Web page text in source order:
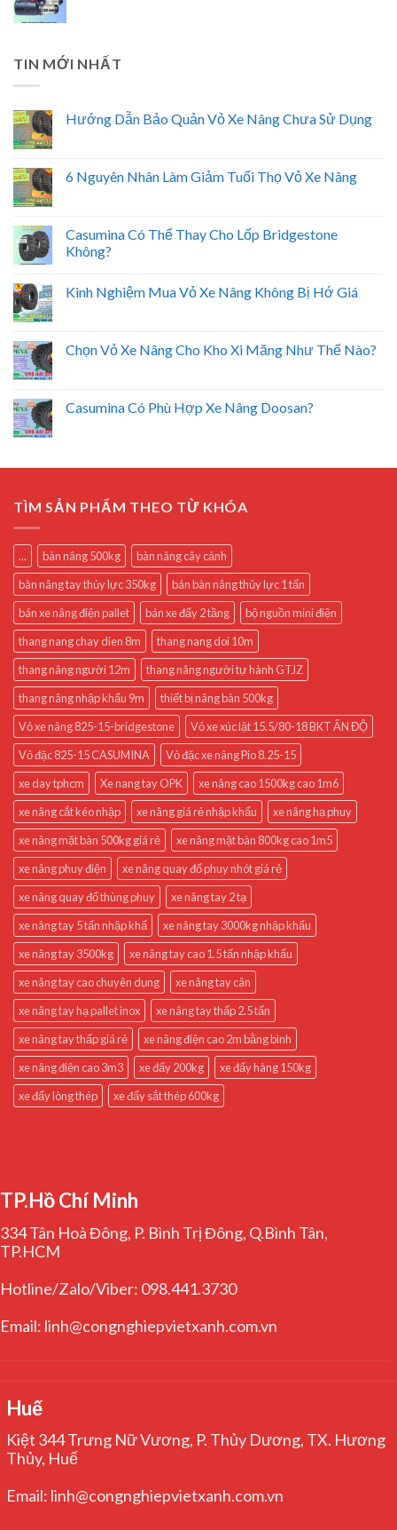
TIN MỚI NHẤT
Hướng Dẫn Bảo Quản Vỏ Xe Nâng Chưa Sử Dụng
6 Nguyên Nhân Làm Giảm Tuổi Thọ Vỏ Xe Nâng
Casumina Có Thể Thay Cho Lốp Bridgestone
Không?
Kinh Nghiệm Mua Vỏ Xe Nâng Không Bị Hớ Giá
Chọn Vỏ Xe Nâng Cho Kho Xi Măng Như Thế Nào?
Casumina Có Phù Hợp Xe Nâng Doosan?
TÌM SẢN PHẨM THEO TỪ KHÓA
... bàn nâng 500kg
bàn nâng cây cảnh
bàn nâng tay thủy lực 350kg
bán bàn nâng thủy lực 1 tấn
bán xe nâng điện pallet
bán xe đẩy 2 tầng
bộ nguồn mini điện
thang nang chay dien 8m
thang nang doi 10m
thang nâng người 12m
thang nâng người tự hành GTJZ
thang nâng nhập khẩu 9m
thiết bị nâng bàn 500kg
Vỏ xe nâng 825-15-bridgestone
Vỏ xe xúc lật 15.5/80-18 BKT ẤN ĐỘ
Vỏ đặc 825-15 CASUMINA
Vỏ đặc xe nâng Pio 8.25-15
xe day tphcm
Xe nang tay OPK
xe nâng cao 1500kg cao 1m6
xe nâng cắt kéo nhập
xe nâng giá rẻ nhập khẩu
xe nâng hạ phuy
xe nâng mặt bàn 500kg giá rẻ
xe nâng mặt bàn 800kg cao 1m5
xe nâng phuy điện
xe nâng quay đổ phuy nhót giá rẻ
xe nâng quay đổ thùng phuy
xe nâng tay 2 tạ
xe nâng tay 5 tấn nhập khẩ
xe nâng tay 3000kg nhập khẩu
xe nâng tay 3500kg
xe nâng tay cao 1.5 tấn nhập khẩu
xe nâng tay cao chuyên dụng
xe nâng tay cân
xe nâng tay hạ pallet inox
xe nâng tay thấp 2.5 tấn
xe nâng tay thấp giá rẻ
xe nâng điện cao 2m bằng bình
xe nâng điện cao 3m3
xe đẩy 200kg
xe đẩy hàng 150kg
xe đẩy lòng thép
xe đẩy sắt thép 600kg
TP.Hồ Chí Minh
334 Tân Hoà Đông, P. Bình Trị Đông, Q.Bình Tân,
TP.HCM
Hotline/Zalo/Viber: 098.441.3730
Email: linh@congnghiepvietxanh.com.vn
Huế
Kiệt 344 Trưng Nữ Vương, P. Thủy Dương, TX. Hương
Thủy, Huế
Email: linh@congnghiepvietxanh.com.vn